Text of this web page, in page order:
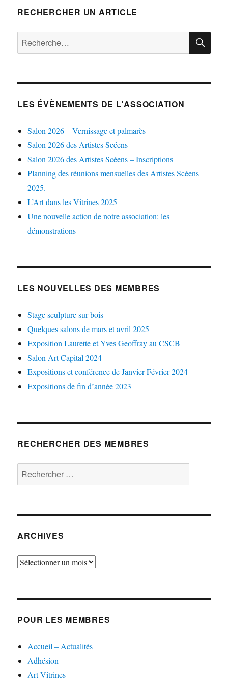
RECHERCHER UN ARTICLE
Recherche
pour :
LES ÉVÈNEMENTS DE L'ASSOCIATION
Salon 2026 – Vernissage et palmarès
Salon 2026 des Artistes Scéens
Salon 2026 des Artistes Scéens – Inscriptions
Planning des réunions mensuelles des Artistes Scéens
2025.
L’Art dans les Vitrines 2025
Une nouvelle action de notre association: les
démonstrations
LES NOUVELLES DES MEMBRES
Stage sculpture sur bois
Quelques salons de mars et avril 2025
Exposition Laurette et Yves Geoffray au CSCB
Salon Art Capital 2024
Expositions et conférence de Janvier Février 2024
Expositions de fin d’année 2023
RECHERCHER DES MEMBRES
Rechercher :
ARCHIVES
Archives
POUR LES MEMBRES
Accueil – Actualités
Adhésion
Art-Vitrines